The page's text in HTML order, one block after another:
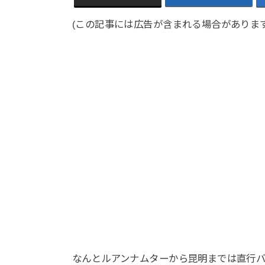
(この記事には広告が含まれる場合がありま
なんとルアンナムターから昆明までは直行